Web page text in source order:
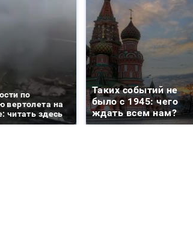
по
вертолета на
читать здесь
Таких событий не
было с 1945: чего
ждать всем нам?